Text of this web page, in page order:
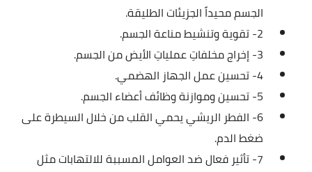
الجسم محيداً الجزيئات الطليقة.
2- تقوية وتنشيط مناعة الجسم.
3- إخراج مخلفاتِ عملياتِ الأيض من الجسم.
4- تحسين عمل الجهاز الهضمي.
5- تحسين وموازنة وظائف أعضاء الجسم.
6- الفطر الريشي يحمي القلب من خلال السيطرة على
ضغط الدم.
7- تأثير فعال ضد العوامل المسببة للالتهابات مثل